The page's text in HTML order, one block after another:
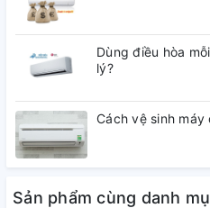
Dùng điều hòa
lý?
Cách vệ sinh máy
Sản phẩm cùng danh